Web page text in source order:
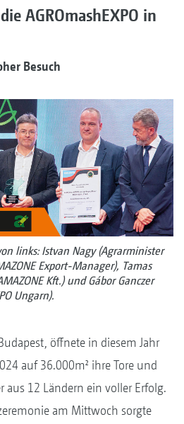
AGROmashEXPO in
Besuch
links: Istvan Nagy (Agrarminister
Export-Manager), Tamas
Kft.) und Gábor Ganczer
Ungarn).
öffnete in diesem Jahr
auf 36.000m² ihre Tore und
aus 12 Ländern ein voller Erfolg.
am Mittwoch sorgte